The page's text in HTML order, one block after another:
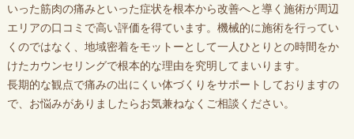
いった筋肉の痛みといった症状を根本から改善へと導く施術が周辺
エリアの口コミで高い評価を得ています。機械的に施術を行ってい
くのではなく、地域密着をモットーとして一人ひとりとの時間をか
けたカウンセリングで根本的な理由を究明してまいります。
長期的な観点で痛みの出にくい体づくりをサポートしておりますの
で、お悩みがありましたらお気兼ねなくご相談ください。